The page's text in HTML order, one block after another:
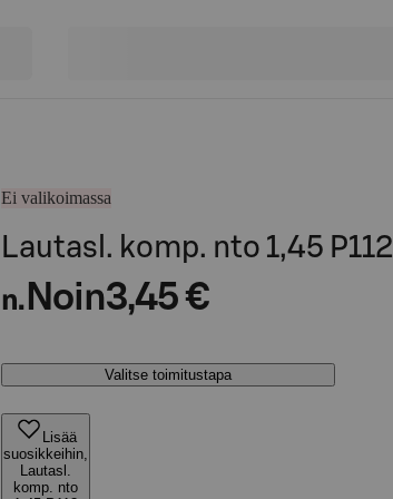
Ei valikoimassa
Lautasl. komp. nto 1,45 P112
n. Noin3,45 €
Valitse toimitustapa
Lisää
suosikkeihin,
Lautasl.
komp. nto